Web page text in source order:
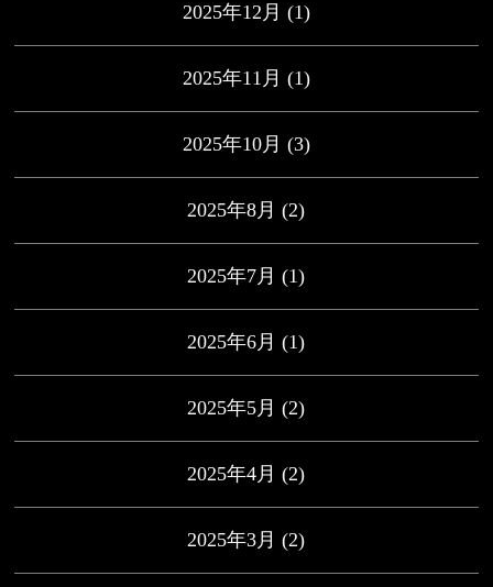
2025年12月 (1)
2025年11月 (1)
2025年10月 (3)
2025年8月 (2)
2025年7月 (1)
2025年6月 (1)
2025年5月 (2)
2025年4月 (2)
2025年3月 (2)